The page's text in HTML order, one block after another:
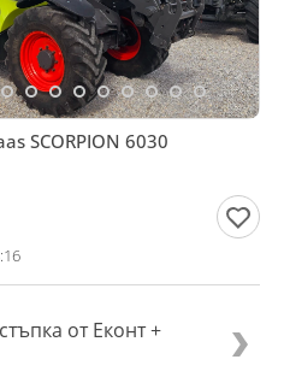
SCORPION 6030
от Еконт +